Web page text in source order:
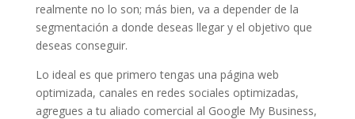
realmente no lo son; más bien, va a depender de la
segmentación a donde deseas llegar y el objetivo que
deseas conseguir.
Lo ideal es que primero tengas una página web
optimizada, canales en redes sociales optimizadas,
agregues a tu aliado comercial al Google My Business,